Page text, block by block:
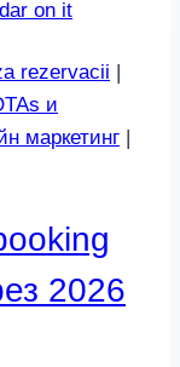
rezervacii |
и
маркетинг |
2026